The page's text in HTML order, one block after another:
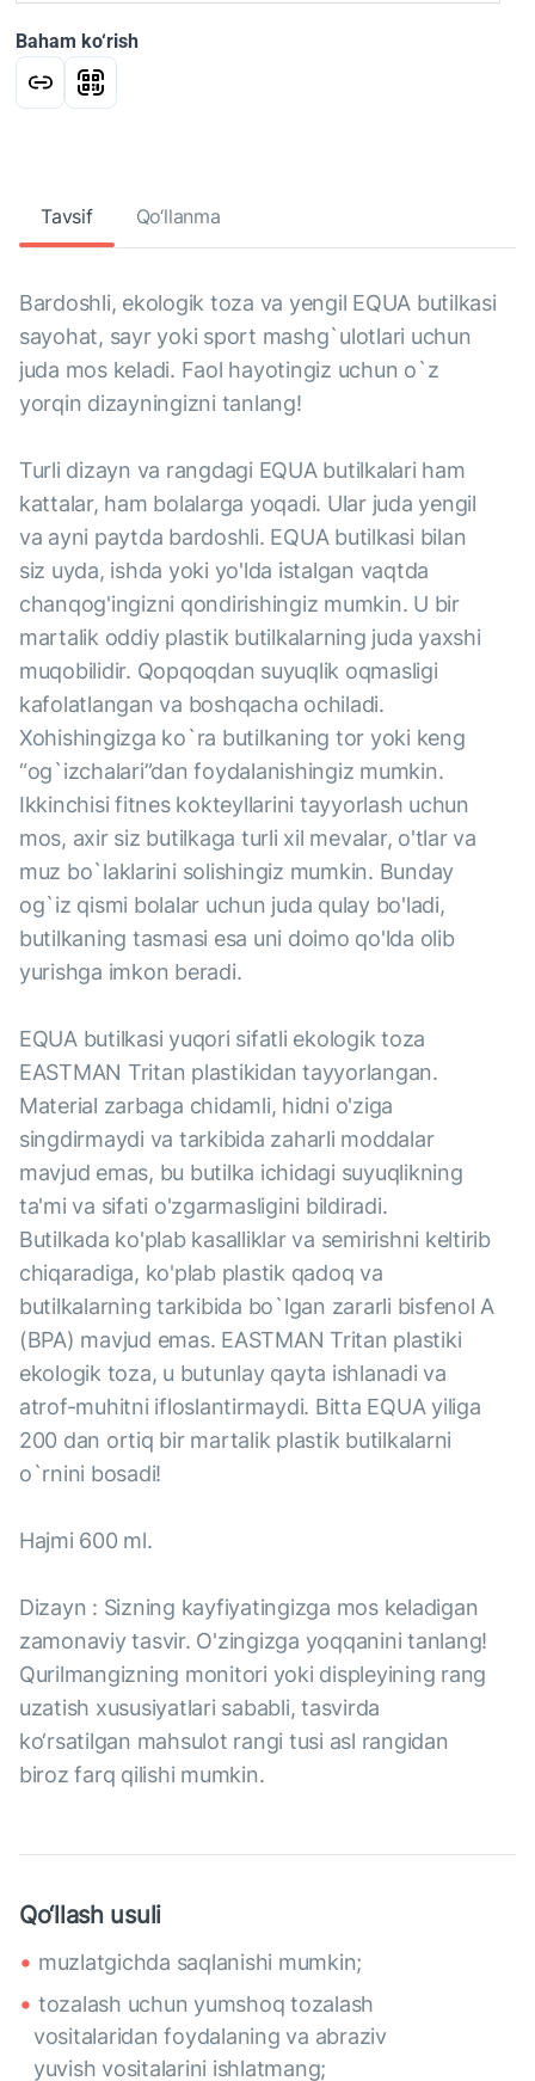
Baham ko‘rish
Tavsif Qo‘llanma
Bardoshli, ekologik toza va yengil EQUA butilkasi
sayohat, sayr yoki sport mashg`ulotlari uchun
juda mos keladi. Faol hayotingiz uchun o`z
yorqin dizayningizni tanlang!
Turli dizayn va rangdagi EQUA butilkalari ham
kattalar, ham bolalarga yoqadi. Ular juda yengil
va ayni paytda bardoshli. EQUA butilkasi bilan
siz uyda, ishda yoki yo'lda istalgan vaqtda
chanqog'ingizni qondirishingiz mumkin. U bir
martalik oddiy plastik butilkalarning juda yaxshi
muqobilidir. Qopqoqdan suyuqlik oqmasligi
kafolatlangan va boshqacha ochiladi.
Xohishingizga ko`ra butilkaning tor yoki keng
“og`izchalari”dan foydalanishingiz mumkin.
Ikkinchisi fitnes kokteyllarini tayyorlash uchun
mos, axir siz butilkaga turli xil mevalar, o'tlar va
muz bo`laklarini solishingiz mumkin. Bunday
og`iz qismi bolalar uchun juda qulay bo'ladi,
butilkaning tasmasi esa uni doimo qo'lda olib
yurishga imkon beradi.
EQUA butilkasi yuqori sifatli ekologik toza
EASTMAN Tritan plastikidan tayyorlangan.
Material zarbaga chidamli, hidni o'ziga
singdirmaydi va tarkibida zaharli moddalar
mavjud emas, bu butilka ichidagi suyuqlikning
ta'mi va sifati o'zgarmasligini bildiradi.
Butilkada ko'plab kasalliklar va semirishni keltirib
chiqaradiga, ko'plab plastik qadoq va
butilkalarning tarkibida bo`lgan zararli bisfenol A
(BPA) mavjud emas. EASTMAN Tritan plastiki
ekologik toza, u butunlay qayta ishlanadi va
atrof-muhitni ifloslantirmaydi. Bitta EQUA yiliga
200 dan ortiq bir martalik plastik butilkalarni
o`rnini bosadi!
Hajmi 600 ml.
Dizayn : Sizning kayfiyatingizga mos keladigan
zamonaviy tasvir. O'zingizga yoqqanini tanlang!
Qurilmangizning monitori yoki displeyining rang
uzatish xususiyatlari sababli, tasvirda
ko‘rsatilgan mahsulot rangi tusi asl rangidan
biroz farq qilishi mumkin.
Qo‘llash usuli
muzlatgichda saqlanishi mumkin;
tozalash uchun yumshoq tozalash
vositalaridan foydalaning va abraziv
yuvish vositalarini ishlatmang;